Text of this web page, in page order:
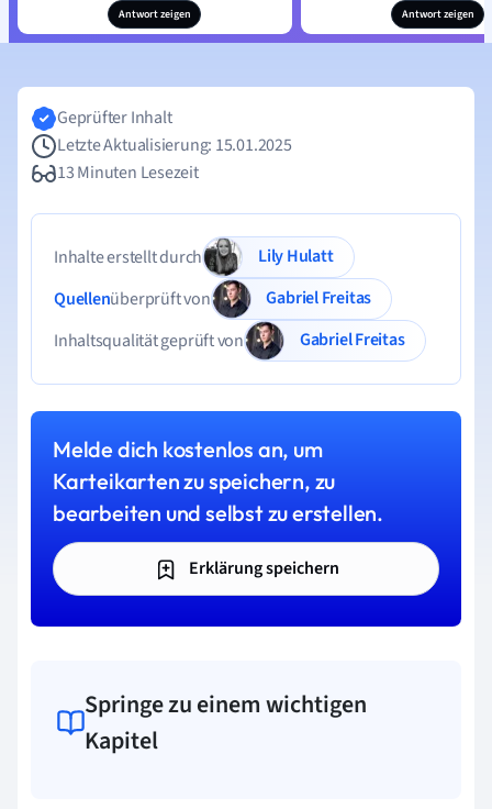
Antwort zeigen Antwort zeigen
Geprüfter Inhalt
Letzte Aktualisierung: 15.01.2025
13 Minuten Lesezeit
Inhalte erstellt durch
Lily Hulatt
Quellenüberprüft von
Gabriel Freitas
Inhaltsqualität geprüft von
Gabriel Freitas
Melde dich kostenlos an, um
Karteikarten zu speichern, zu
bearbeiten und selbst zu erstellen.
Erklärung speichern
Springe zu einem wichtigen
Kapitel